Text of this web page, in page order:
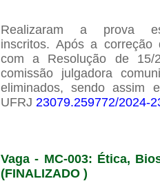
Realizaram a prova
inscritos. Após a
com a Resolução de 15/
comissão julgadora
eliminados, sendo assim
UFRJ 23079.259772/2024-
Vaga - MC-003: Ética,
(FINALIZADO )